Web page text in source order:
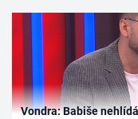
Vondra: Babiše